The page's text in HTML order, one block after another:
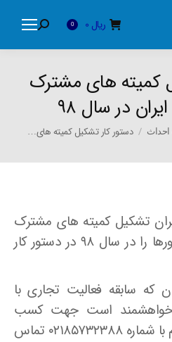
ریال 0
Search:
کمیته های مشترک
در سال ۹۸
احداث دستور کار تشکیل کمیته های…
تشکیل کمیته های مشترک
بازرگانی ایران و برخی کشورها را در سال ۹۸ در دستور کار
که سابقه فعالیت تجاری با
خواهشمند است جهت کسب
اطلاعات تکمیلی و ثبت نام با شماره ۰۲۱۸۵۷۳۲۳۸۸ تماس